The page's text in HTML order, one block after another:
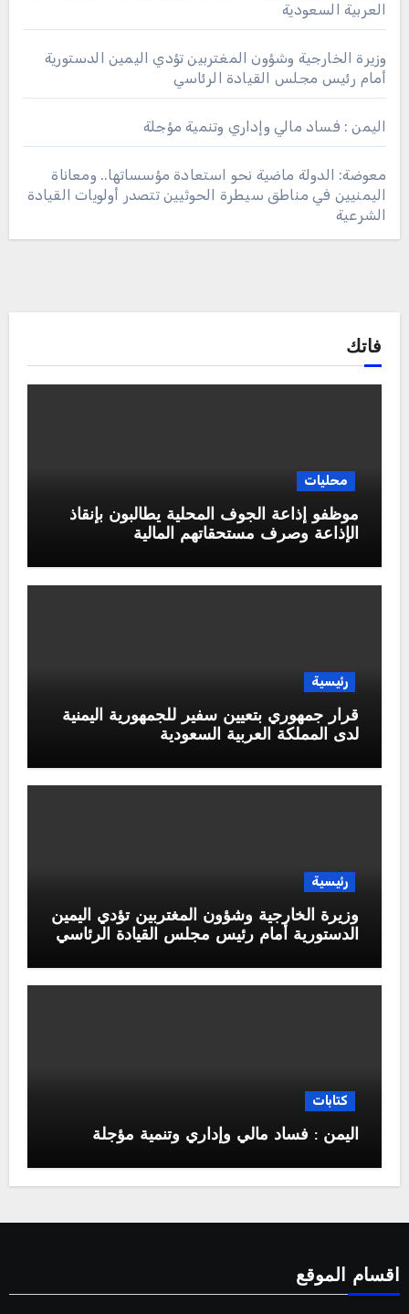
العربية السعودية
وزيرة الخارجية وشؤون المغتربين تؤدي اليمين الدستورية
أمام رئيس مجلس القيادة الرئاسي
اليمن : فساد مالي وإداري وتنمية مؤجلة
معوضة: الدولة ماضية نحو استعادة مؤسساتها.. ومعاناة
اليمنيين في مناطق سيطرة الحوثيين تتصدر أولويات القيادة
الشرعية
فاتك
محليات
موظفو إذاعة الجوف المحلية يطالبون بإنقاذ
الإذاعة وصرف مستحقاتهم المالية
رئيسية
قرار جمهوري بتعيين سفير للجمهورية اليمنية
لدى المملكة العربية السعودية
رئيسية
وزيرة الخارجية وشؤون المغتربين تؤدي اليمين
الدستورية أمام رئيس مجلس القيادة الرئاسي
كتابات
اليمن : فساد مالي وإداري وتنمية مؤجلة
اقسام الموقع